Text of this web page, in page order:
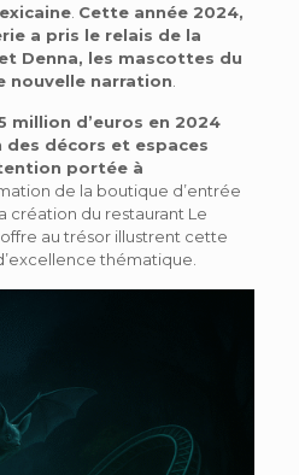
. Cette année 2024,
a pris le relais de la
Denna, les mascottes du
nouvelle narration
million d’euros en 2024
décors et espaces
portée à
de la boutique d’entrée
création du restaurant Le
au trésor illustrent cette
thématique.